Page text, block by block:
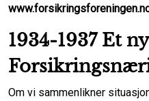
1934-1937 Et
Om vi sammenlikner